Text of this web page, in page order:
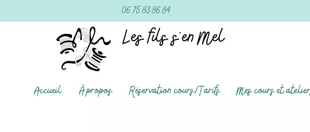
06 75 83 86 84
Accueil À propos Réservation cours/Tarifs Mes cours et